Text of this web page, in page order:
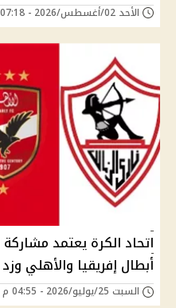
الأحد 02/أغسطس/2026 - 07:18 م
اتحاد الكرة يعتمد
أبطال إفريقيا والأهلي وزد
السبت 25/يوليو/2026 - 04:55 م